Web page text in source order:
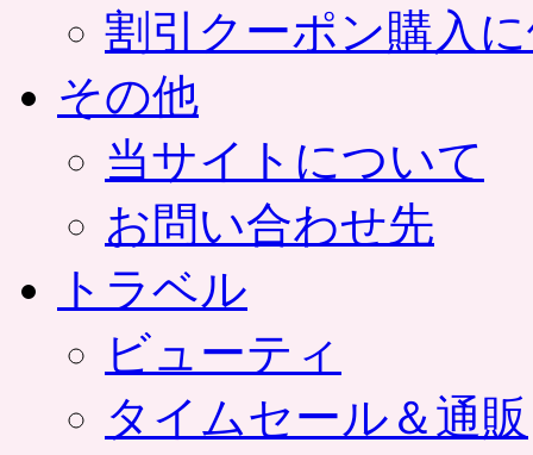
割引クーポン購入
その他
当サイトについて
お問い合わせ先
トラベル
ビューティ
タイムセール＆通販